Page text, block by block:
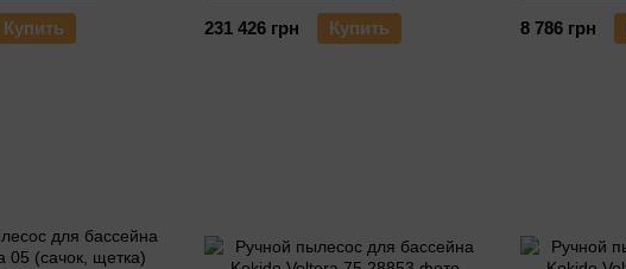
Купить
231 426 грн
Купить
8 786 грн